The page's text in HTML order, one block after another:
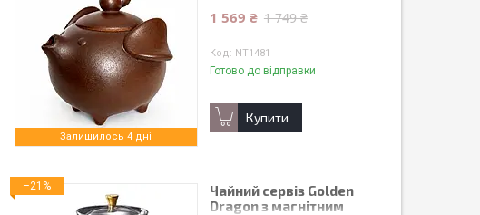
Залишилось 4 дні
1 569 ₴ 1 749 ₴
NT1481
Готово до відправки
Купити
–21%
Чайний сервіз Golden
Dragon з магнітним